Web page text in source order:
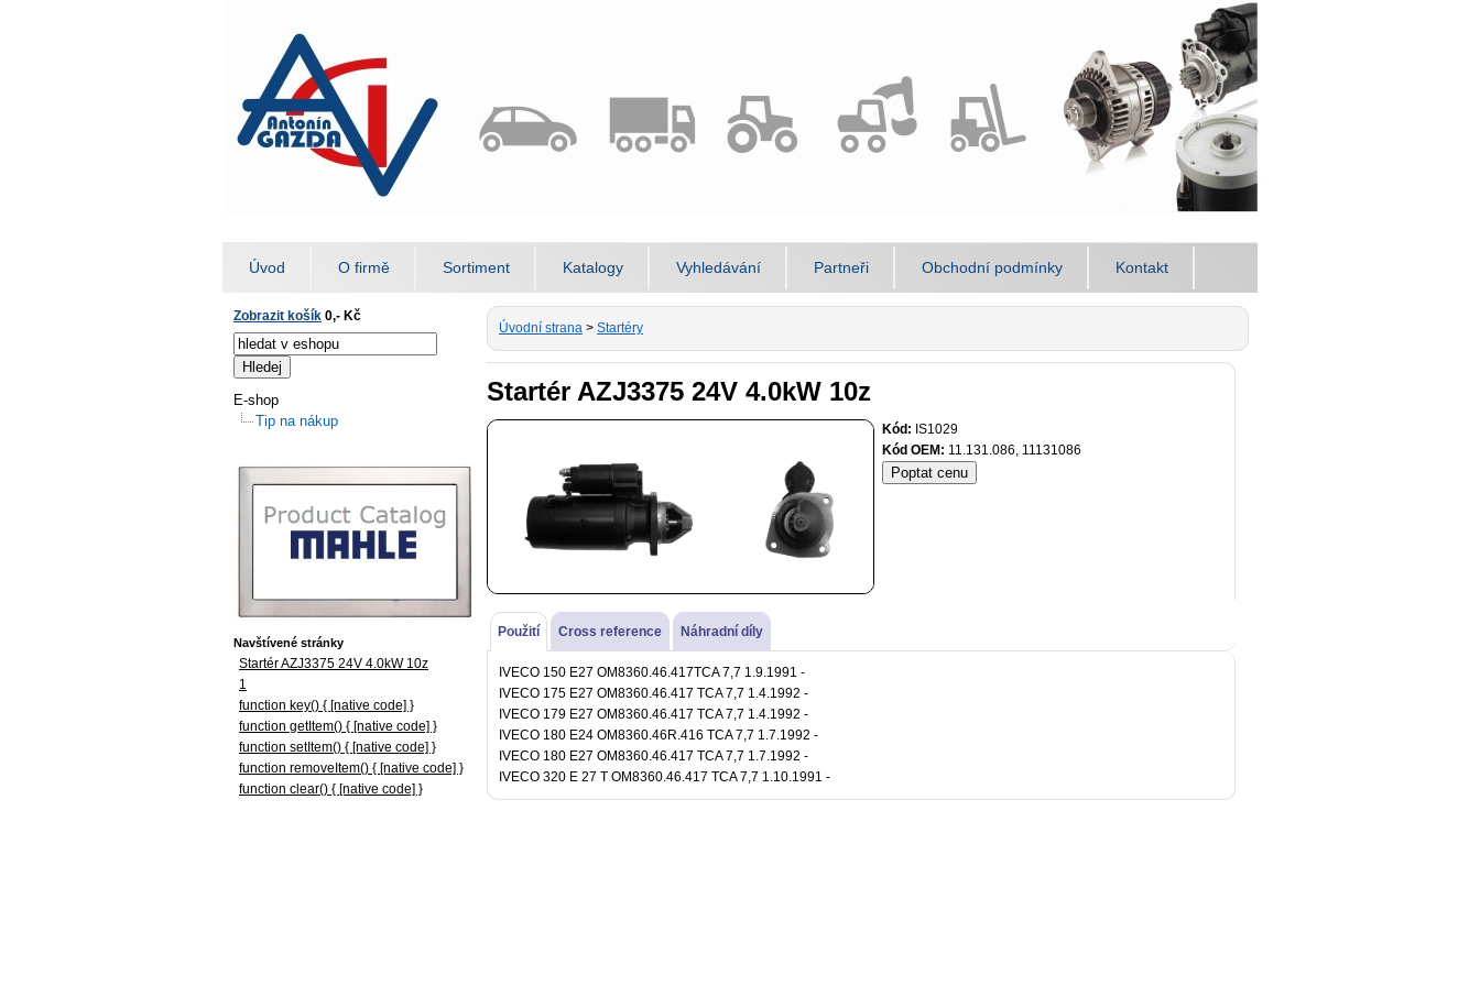
Úvod O firmě Sortiment Katalogy Vyhledávání Partneři Obchodní podmínky Kontakt
Zobrazit košík 0,- Kč
E-shop
Tip na nákup
Navštívené stránky
Startér AZJ3375 24V 4.0kW 10z
1
function key() { [native code] }
function getItem() { [native code] }
function setItem() { [native code] }
function removeItem() { [native code] }
function clear() { [native code] }
Úvodní strana > Startéry
Startér AZJ3375 24V 4.0kW 10z
Kód: IS1029
Kód OEM: 11.131.086, 11131086
Použití Cross reference Náhradní díly
IVECO 150 E27 OM8360.46.417TCA 7,7 1.9.1991 -
IVECO 175 E27 OM8360.46.417 TCA 7,7 1.4.1992 -
IVECO 179 E27 OM8360.46.417 TCA 7,7 1.4.1992 -
IVECO 180 E24 OM8360.46R.416 TCA 7,7 1.7.1992 -
IVECO 180 E27 OM8360.46.417 TCA 7,7 1.7.1992 -
IVECO 320 E 27 T OM8360.46.417 TCA 7,7 1.10.1991 -